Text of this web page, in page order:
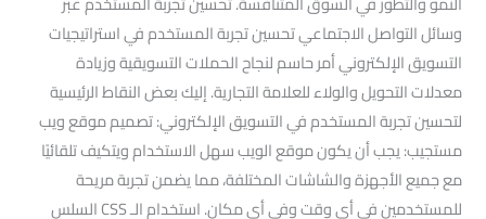
وسائل التواصل الاجتماعي تحسين تجربة المستخدم في استراتيجيات
التسويق الإلكتروني أمر حاسم لنجاح الحملات التسويقية وزيادة
معدلات التحويل والولاء للعلامة التجارية. إليك بعض النقاط الرئيسية
لتحسين تجربة المستخدم في التسويق الإلكتروني: تصميم موقع ويب
مستجيب: يجب أن يكون موقع الويب سهل الاستخدام ويتكيف تلقائيًا
مع جميع الأجهزة والشاشات المختلفة، مما يضمن تجربة مريحة
للمستخدمين في أي وقت وفي أي مكان. استخدام الـ CSS السلس